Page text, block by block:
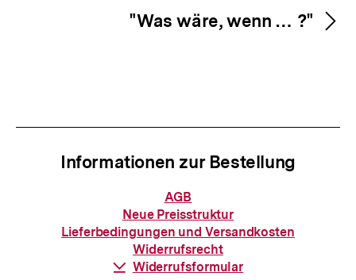
"Was wäre, wenn … ?"
Informationen zur Bestellung
Informationen
zur
Bestellung
AGB
Neue Preisstruktur
Lieferbedingungen und Versandkosten
Widerrufsrecht
Download-
Widerrufsformular